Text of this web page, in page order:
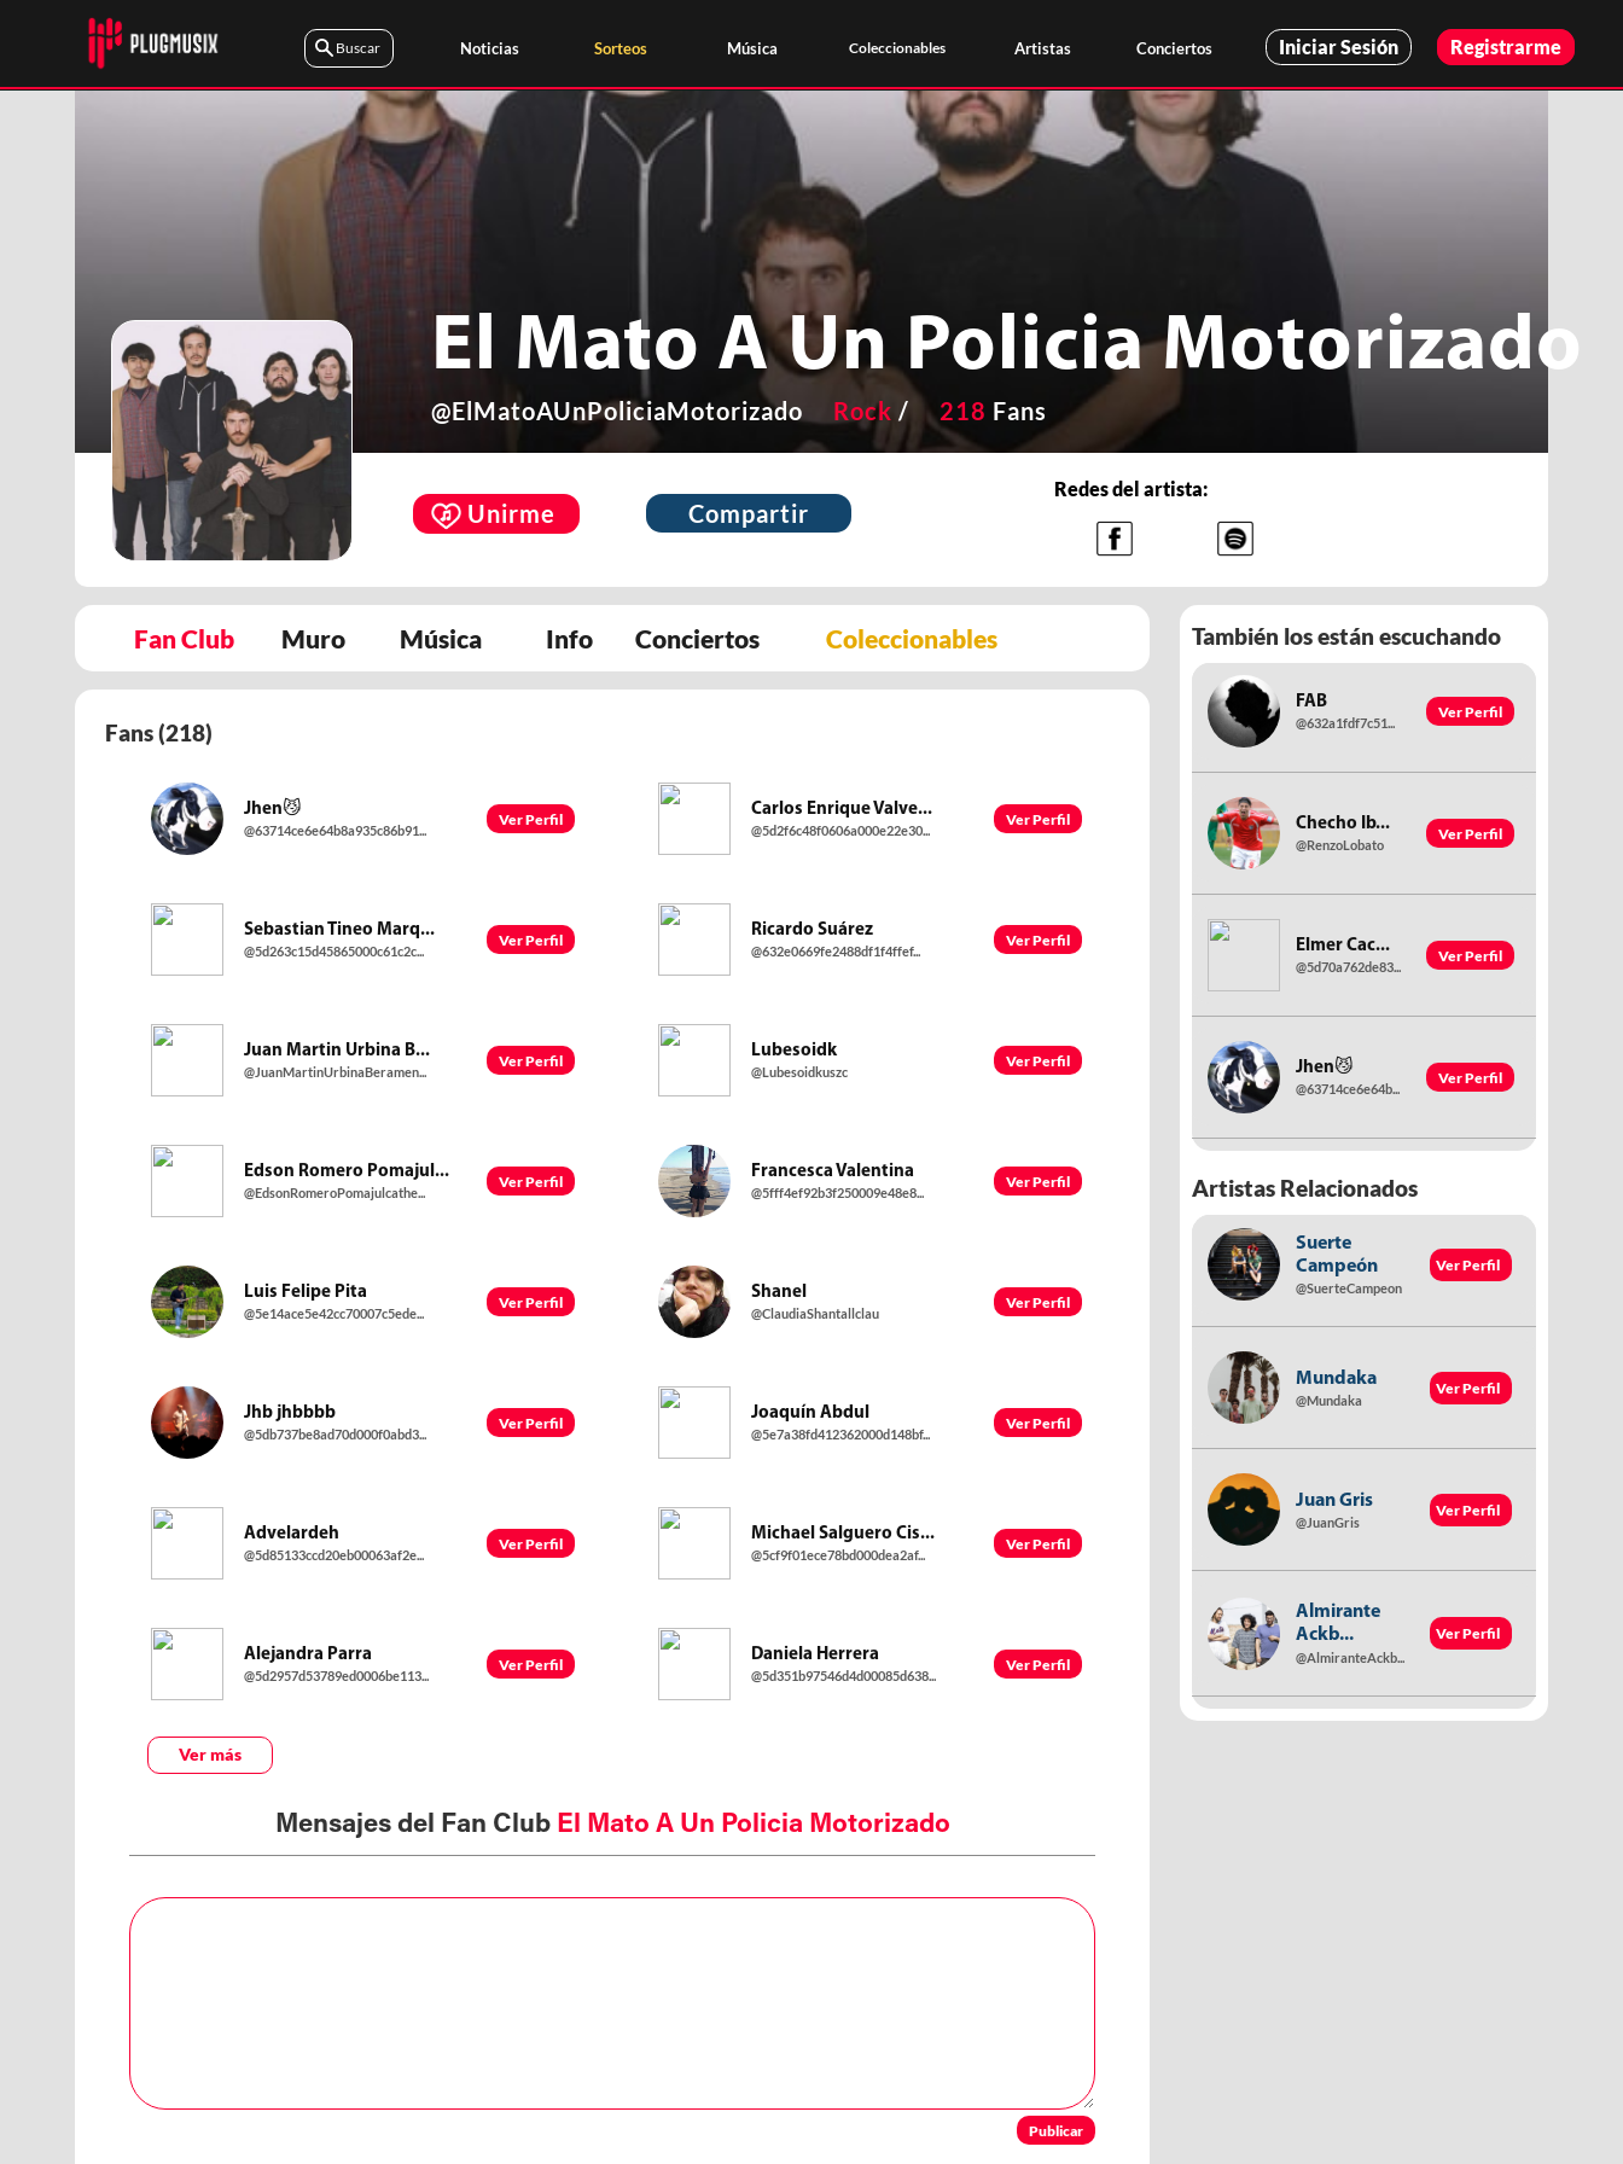
Registrarme
Iniciar Sesión
Conciertos
Artistas
Coleccionables
Música
Sorteos
Noticias
Unirme Compartir
Redes del artista:
El Mato A Un Policia Motorizado
@ElMatoAUnPoliciaMotorizado Rock / 218 Fans
Fan Club Muro Música Info Conciertos Coleccionables
Fans (218)
Jhen😼
@63714ce6e64b8a935c86b91...
Ver Perfil
Carlos Enrique Valve...
@5d2f6c48f0606a000e22e30...
Ver Perfil
Sebastian Tineo Marq...
@5d263c15d45865000c61c2c...
Ver Perfil
Ricardo Suárez
@632e0669fe2488df1f4ffef...
Ver Perfil
Juan Martin Urbina B...
@JuanMartinUrbinaBeramen...
Ver Perfil
Lubesoidk
@Lubesoidkuszc
Ver Perfil
Edson Romero Pomajul...
@EdsonRomeroPomajulcathe...
Ver Perfil
Francesca Valentina
@5fff4ef92b3f250009e48e8...
Ver Perfil
Luis Felipe Pita
@5e14ace5e42cc70007c5ede...
Ver Perfil
Shanel
@ClaudiaShantallclau
Ver Perfil
Jhb jhbbbb
@5db737be8ad70d000f0abd3...
Ver Perfil
Joaquín Abdul
@5e7a38fd412362000d148bf...
Ver Perfil
Advelardeh
@5d85133ccd20eb00063af2e...
Ver Perfil
Michael Salguero Cis...
@5cf9f01ece78bd000dea2af...
Ver Perfil
Alejandra Parra
@5d2957d53789ed0006be113...
Ver Perfil
Daniela Herrera
@5d351b97546d4d00085d638...
Ver Perfil
Ver más
Mensajes del Fan Club El Mato A Un Policia Motorizado
Publicar
También los están escuchando
FAB
@632a1fdf7c51...
Ver Perfil
Checho Ib...
@RenzoLobato
Ver Perfil
Elmer Cac...
@5d70a762de83...
Ver Perfil
Jhen😼
@63714ce6e64b...
Ver Perfil
Artistas Relacionados
Suerte
Campeón
@SuerteCampeon
Ver Perfil
Mundaka
@Mundaka
Ver Perfil
Juan Gris
@JuanGris
Ver Perfil
Almirante
Ackb...
@AlmiranteAckb...
Ver Perfil